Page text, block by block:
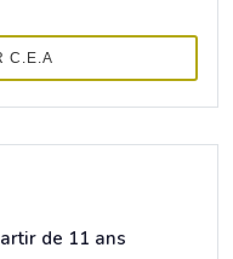
C.E.A
de 11 ans